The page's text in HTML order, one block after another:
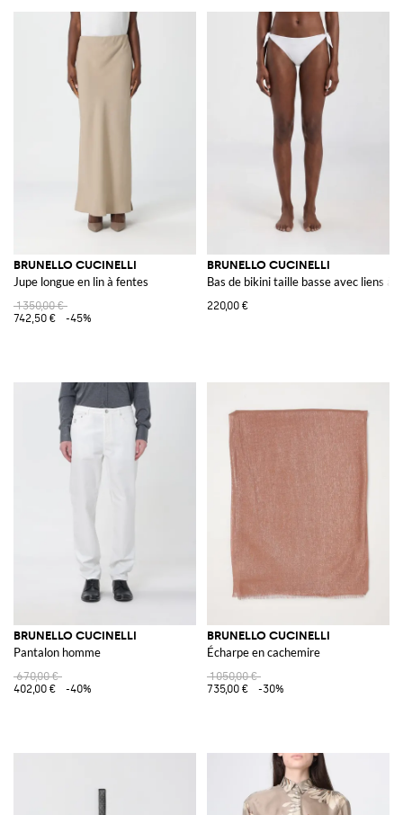
BRUNELLO CUCINELLI
Jupe longue en lin à fentes
1 350,00 €
742,50 €
-45%
BRUNELLO CUCINELLI
Bas de bikini taille basse avec liens à
220,00 €
BRUNELLO CUCINELLI
Pantalon homme
670,00 €
402,00 €
-40%
BRUNELLO CUCINELLI
Écharpe en cachemire
1 050,00 €
735,00 €
-30%